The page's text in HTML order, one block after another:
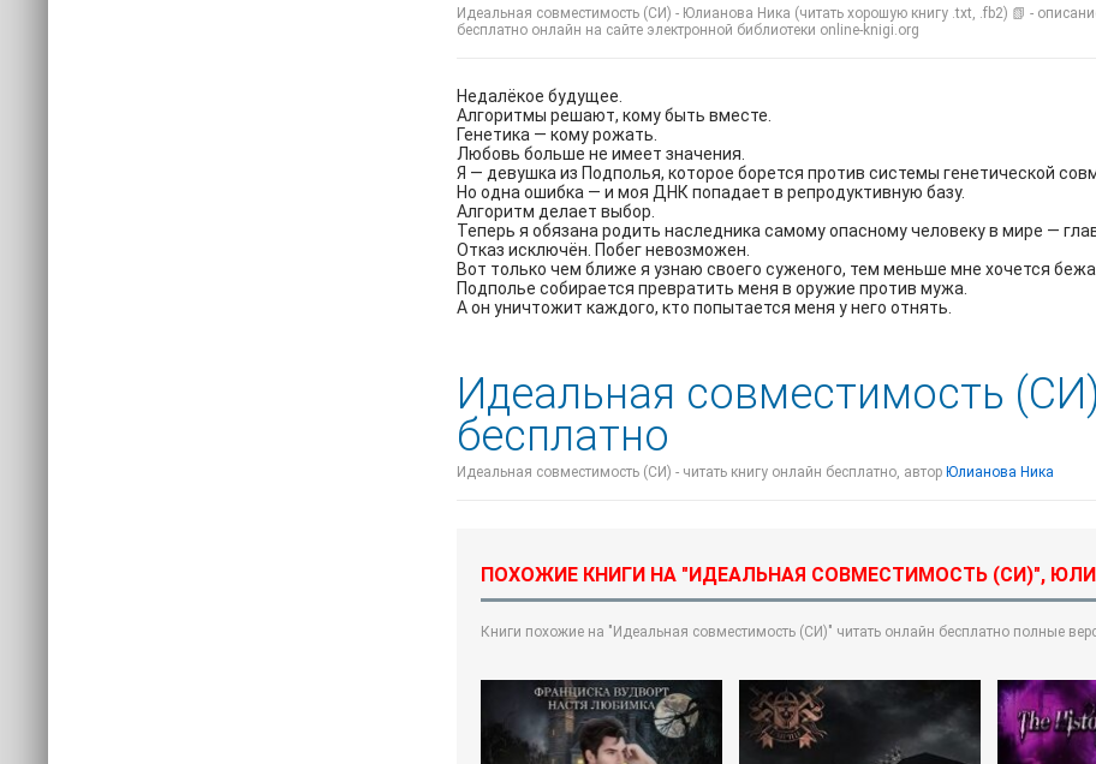
Идеальная совместимость (СИ) - Юлианова Ника (читать хорошую книгу .txt, .fb2) 📗 -
бесплатно онлайн на сайте электронной библиотеки online-knigi.org
Недалёкое будущее.
Алгоритмы решают, кому быть вместе.
Генетика — кому рожать.
Любовь больше не имеет значения.
Я — девушка из Подполья, которое борется против системы генетической
Но одна ошибка — и моя ДНК попадает в репродуктивную базу.
Алгоритм делает выбор.
Теперь я обязана родить наследника самому опасному человеку в мире —
Отказ исключён. Побег невозможен.
Вот только чем ближе я узнаю своего суженого, тем меньше мне хочется
Подполье собирается превратить меня в оружие против мужа.
А он уничтожит каждого, кто попытается меня у него отнять.
Идеальная совместимость
бесплатно
Идеальная совместимость (СИ) - читать книгу онлайн бесплатно, автор Юлианова Ника
ПОХОЖИЕ КНИГИ НА "ИДЕАЛЬНАЯ СОВМЕСТИМОСТЬ (СИ)",
Книги похожие на "Идеальная совместимость (СИ)" читать онлайн бесплатно полные